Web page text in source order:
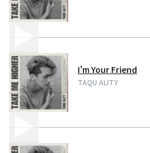
I'm Your Friend
TAQU ALITY